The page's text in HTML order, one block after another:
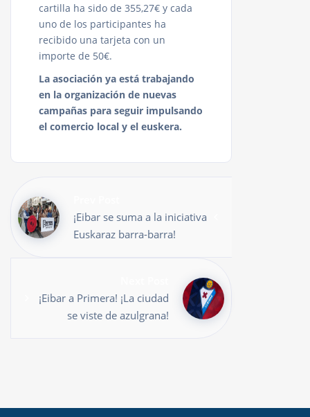
cartilla ha sido de 355,27€ y cada
uno de los participantes ha
recibido una tarjeta con un
importe de 50€.
La asociación ya está trabajando
en la organización de nuevas
campañas para seguir impulsando
el comercio local y el euskera.
¡Eibar se suma a la iniciativa
Euskaraz barra-barra!
¡Eibar a Primera! ¡La ciudad
se viste de azulgrana!